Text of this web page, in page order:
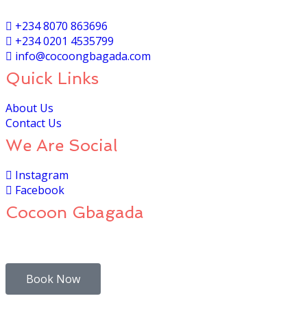
+234 8070 863696
+234 0201 4535799
info@cocoongbagada.com
Quick Links
About Us
Contact Us
We Are Social
Instagram
Facebook
Cocoon Gbagada
Book Now